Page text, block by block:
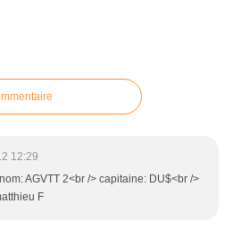
12:29
AGVTT 2<br /> capitaine: DU$<br />
F